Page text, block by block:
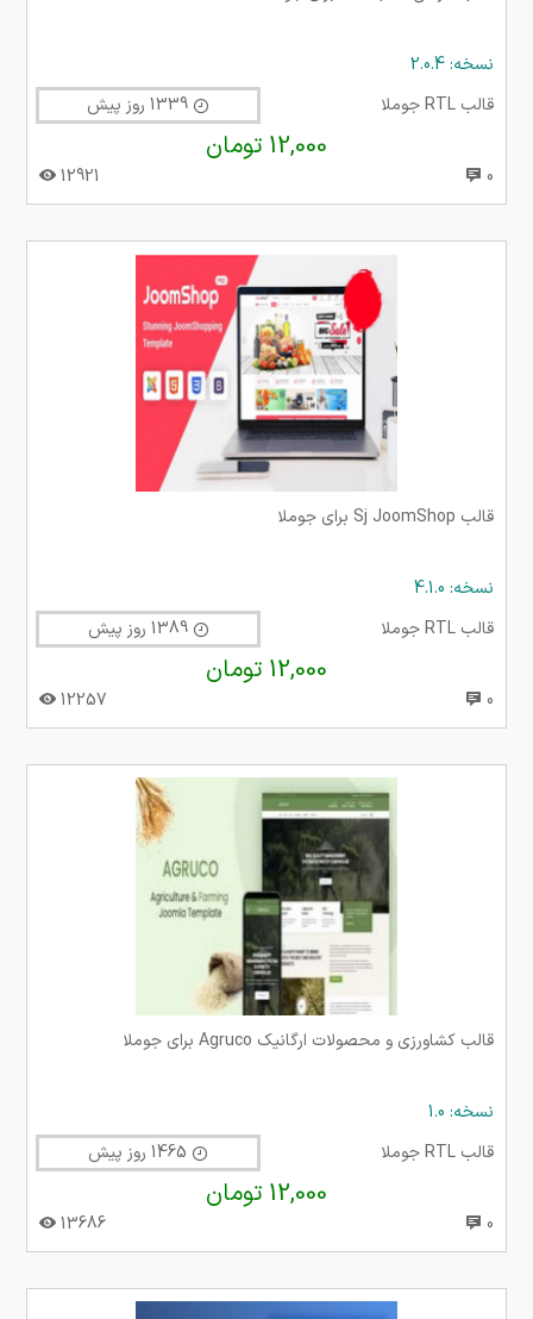
نسخه: 2.0.4
قالب RTL جوملا
12,000 تومان
0
12921
قالب Sj JoomShop برای جوملا
نسخه: 4.1.0
قالب RTL جوملا
1389 روز پیش
12,000 تومان
0
12257
قالب کشاورزی و محصولات ارگانیک Agruco برای جوملا
نسخه: 1.0
قالب RTL جوملا
12,000 تومان
0
13686